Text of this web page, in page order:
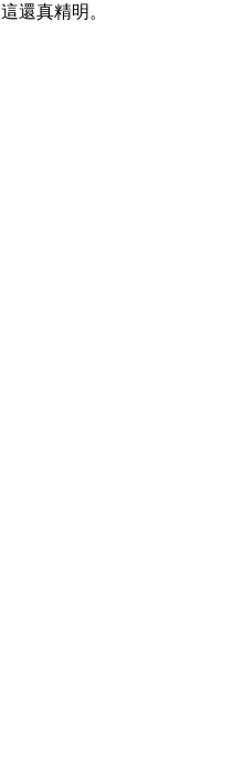
還真精明。